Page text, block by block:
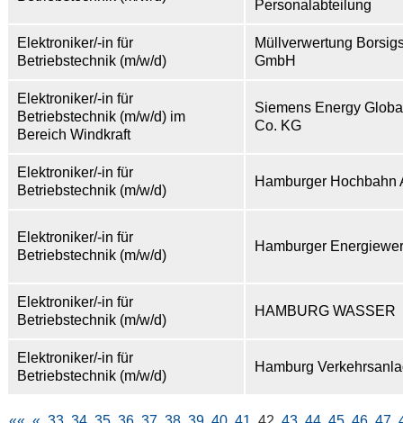
Personalabteilung
Elektroniker/-in für
Betriebstechnik (m/w/d)
Müllverwertung
GmbH
Elektroniker/-in für
Betriebstechnik (m/w/d) im
Bereich Windkraft
Siemens Energy
Co. KG
Elektroniker/-in für
Betriebstechnik (m/w/d)
Hamburger Hochbahn
Elektroniker/-in für
Betriebstechnik (m/w/d)
Hamburger
Elektroniker/-in für
Betriebstechnik (m/w/d)
HAMBURG WASSER
Elektroniker/-in für
Betriebstechnik (m/w/d)
Hamburg